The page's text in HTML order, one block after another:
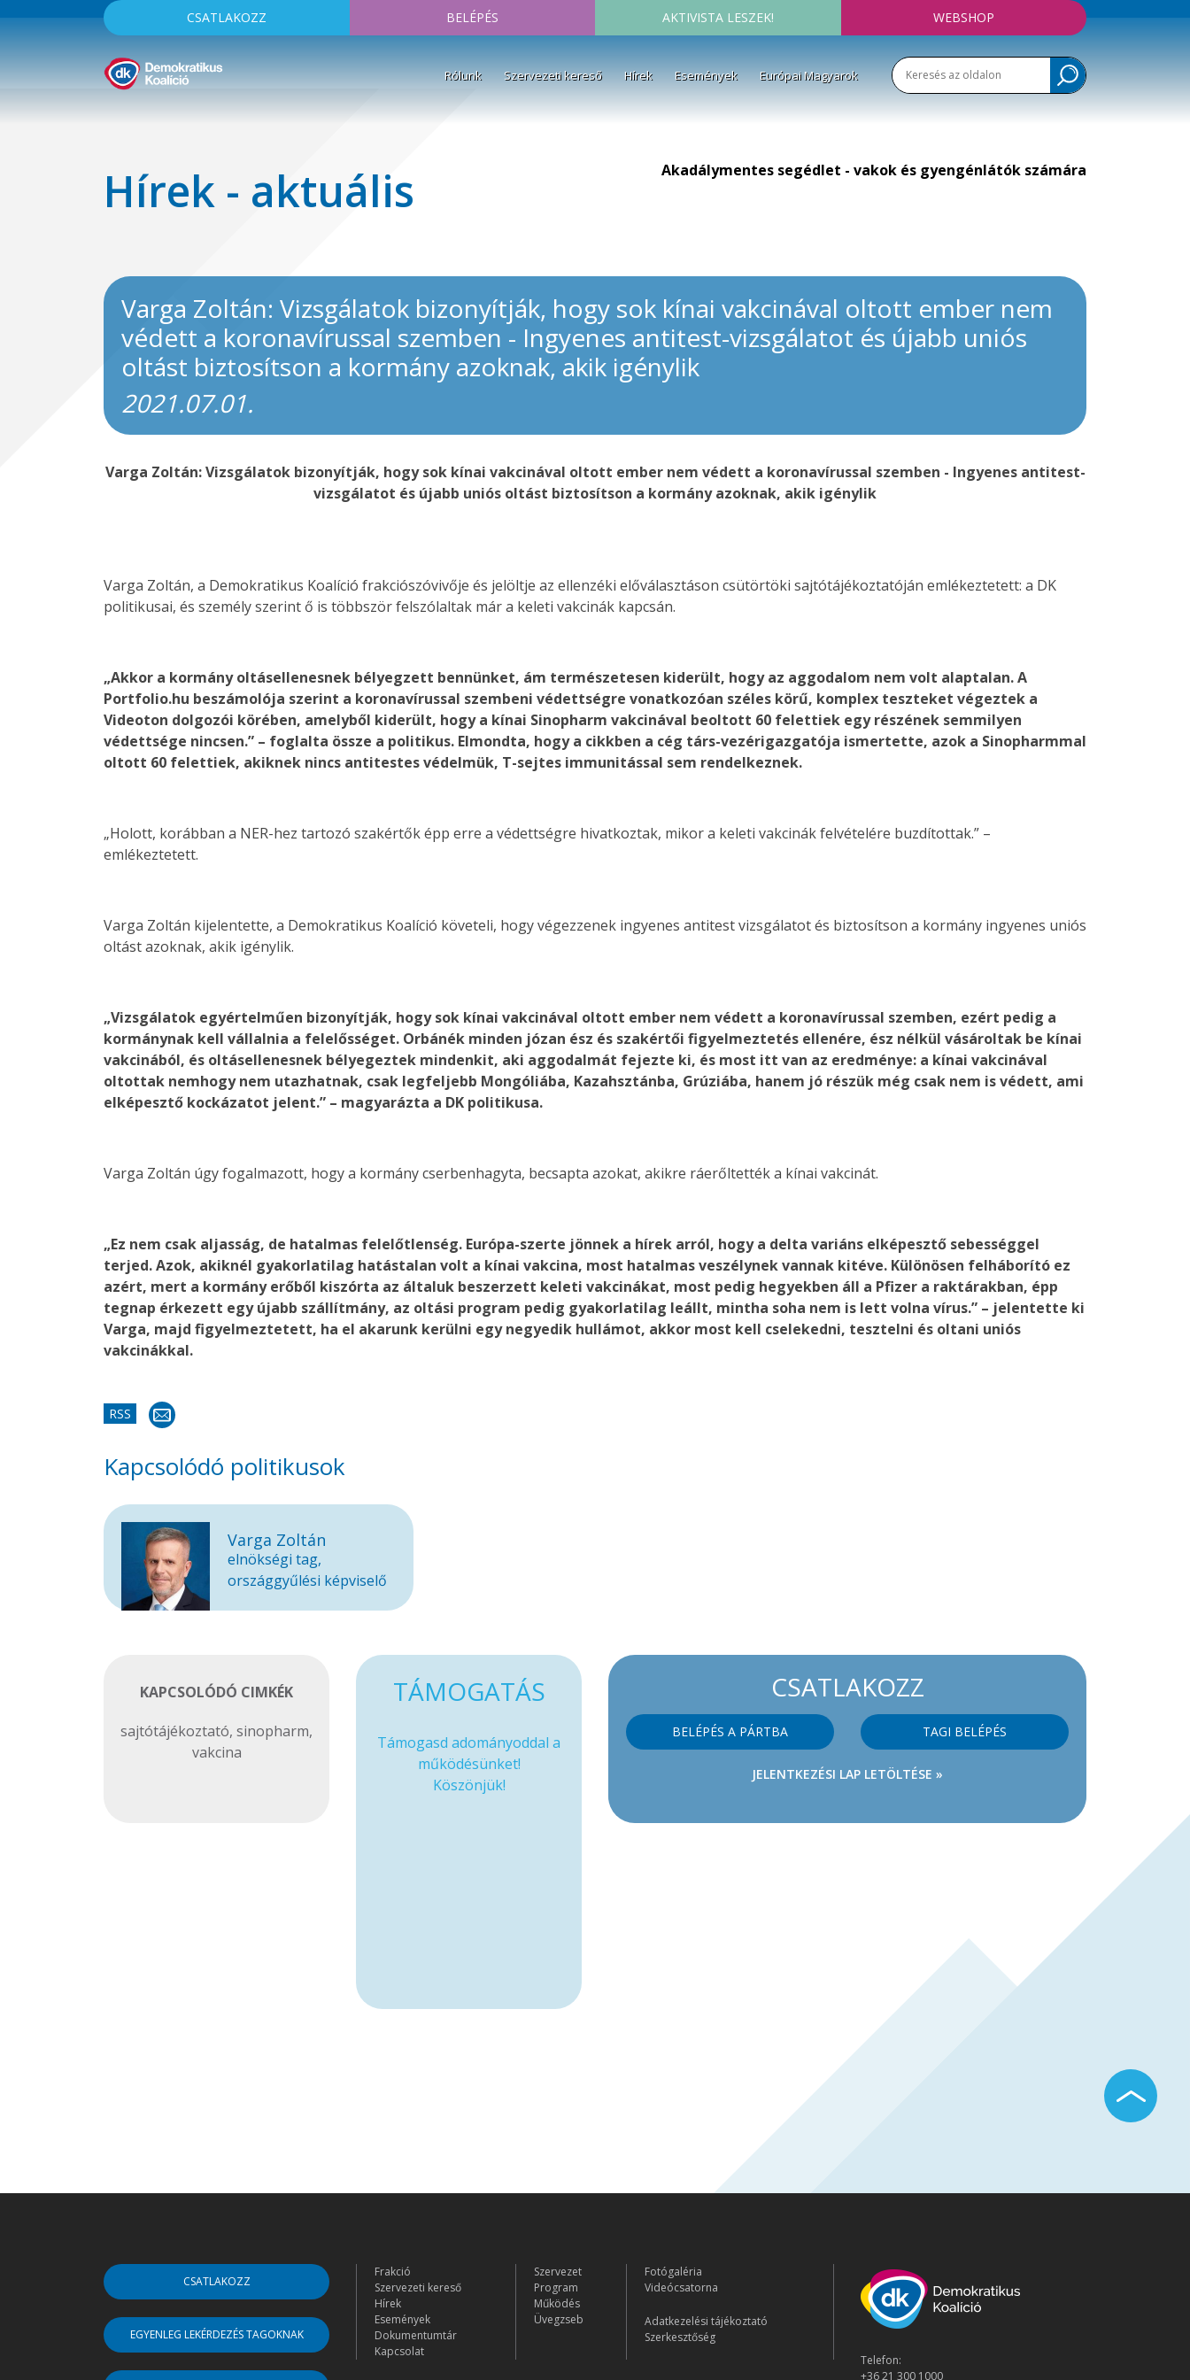
CSATLAKOZZ BELÉPÉS AKTIVISTA LESZEK! WEBSHOP
Rólunk Szervezeti kereső Hírek Események Európai Magyarok
Hírek - aktuális Akadálymentes segédlet - vakok és gyengénlátók számára
Varga Zoltán: Vizsgálatok bizonyítják, hogy sok kínai vakcinával oltott ember nem
védett a koronavírussal szemben - Ingyenes antitest-vizsgálatot és újabb uniós
oltást biztosítson a kormány azoknak, akik igénylik
2021.07.01.
Varga Zoltán: Vizsgálatok bizonyítják, hogy sok kínai vakcinával oltott ember nem védett a koronavírussal szemben - Ingyenes antitest-
vizsgálatot és újabb uniós oltást biztosítson a kormány azoknak, akik igénylik
Varga Zoltán, a Demokratikus Koalíció frakciószóvivője és jelöltje az ellenzéki előválasztáson csütörtöki sajtótájékoztatóján emlékeztetett: a DK
politikusai, és személy szerint ő is többször felszólaltak már a keleti vakcinák kapcsán.
„Akkor a kormány oltásellenesnek bélyegzett bennünket, ám természetesen kiderült, hogy az aggodalom nem volt alaptalan. A
Portfolio.hu beszámolója szerint a koronavírussal szembeni védettségre vonatkozóan széles körű, komplex teszteket végeztek a
Videoton dolgozói körében, amelyből kiderült, hogy a kínai Sinopharm vakcinával beoltott 60 felettiek egy részének semmilyen
védettsége nincsen.” – foglalta össze a politikus. Elmondta, hogy a cikkben a cég társ-vezérigazgatója ismertette, azok a Sinopharmmal
oltott 60 felettiek, akiknek nincs antitestes védelmük, T-sejtes immunitással sem rendelkeznek.
„Holott, korábban a NER-hez tartozó szakértők épp erre a védettségre hivatkoztak, mikor a keleti vakcinák felvételére buzdítottak.” –
emlékeztetett.
Varga Zoltán kijelentette, a Demokratikus Koalíció követeli, hogy végezzenek ingyenes antitest vizsgálatot és biztosítson a kormány ingyenes uniós
oltást azoknak, akik igénylik.
„Vizsgálatok egyértelműen bizonyítják, hogy sok kínai vakcinával oltott ember nem védett a koronavírussal szemben, ezért pedig a
kormánynak kell vállalnia a felelősséget. Orbánék minden józan ész és szakértői figyelmeztetés ellenére, ész nélkül vásároltak be kínai
vakcinából, és oltásellenesnek bélyegeztek mindenkit, aki aggodalmát fejezte ki, és most itt van az eredménye: a kínai vakcinával
oltottak nemhogy nem utazhatnak, csak legfeljebb Mongóliába, Kazahsztánba, Grúziába, hanem jó részük még csak nem is védett, ami
elképesztő kockázatot jelent.” – magyarázta a DK politikusa.
Varga Zoltán úgy fogalmazott, hogy a kormány cserbenhagyta, becsapta azokat, akikre ráerőltették a kínai vakcinát.
„Ez nem csak aljasság, de hatalmas felelőtlenség. Európa-szerte jönnek a hírek arról, hogy a delta variáns elképesztő sebességgel
terjed. Azok, akiknél gyakorlatilag hatástalan volt a kínai vakcina, most hatalmas veszélynek vannak kitéve. Különösen felháborító ez
azért, mert a kormány erőből kiszórta az általuk beszerzett keleti vakcinákat, most pedig hegyekben áll a Pfizer a raktárakban, épp
tegnap érkezett egy újabb szállítmány, az oltási program pedig gyakorlatilag leállt, mintha soha nem is lett volna vírus.” – jelentette ki
Varga, majd figyelmeztetett, ha el akarunk kerülni egy negyedik hullámot, akkor most kell cselekedni, tesztelni és oltani uniós
vakcinákkal.
RSS
Kapcsolódó politikusok
Varga Zoltán
elnökségi tag,
országgyűlési képviselő
KAPCSOLÓDÓ CIMKÉK
sajtótájékoztató, sinopharm,
vakcina
CSATLAKOZZ
BELÉPÉS A PÁRTBA TAGI BELÉPÉS
JELENTKEZÉSI LAP LETÖLTÉSE »
TÁMOGATÁS
Támogasd adományoddal a
működésünket!
Köszönjük!
CSATLAKOZZ
EGYENLEG LEKÉRDEZÉS TAGOKNAK
Frakció
Szervezeti kereső
Hírek
Események
Dokumentumtár
Kapcsolat
Szervezet
Program
Működés
Üvegzseb
Fotógaléria
Videócsatorna
Adatkezelési tájékoztató
Szerkesztőség
Telefon:
+36 21 300 1000